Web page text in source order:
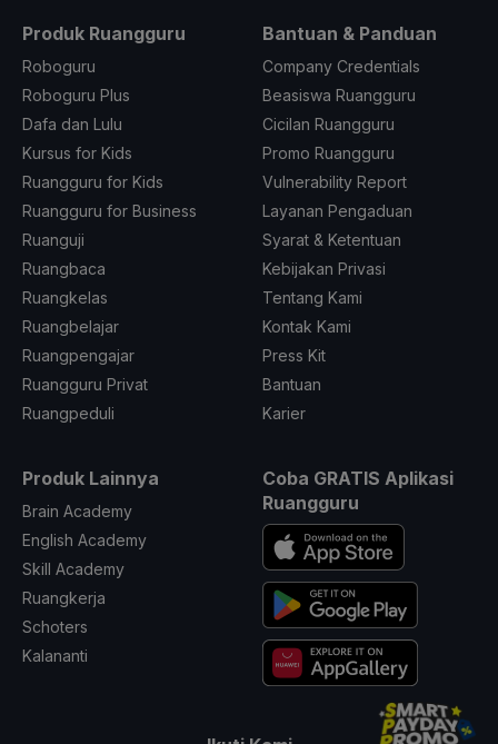
Produk Ruangguru
Roboguru
Roboguru Plus
Dafa dan Lulu
Kursus for Kids
Ruangguru for Kids
Ruangguru for Business
Ruanguji
Ruangbaca
Ruangkelas
Ruangbelajar
Ruangpengajar
Ruangguru Privat
Ruangpeduli
Bantuan & Panduan
Company Credentials
Beasiswa Ruangguru
Cicilan Ruangguru
Promo Ruangguru
Vulnerability Report
Layanan Pengaduan
Syarat & Ketentuan
Kebijakan Privasi
Tentang Kami
Kontak Kami
Press Kit
Bantuan
Karier
Produk Lainnya
Brain Academy
English Academy
Skill Academy
Ruangkerja
Schoters
Kalananti
Coba GRATIS Aplikasi
Ruangguru